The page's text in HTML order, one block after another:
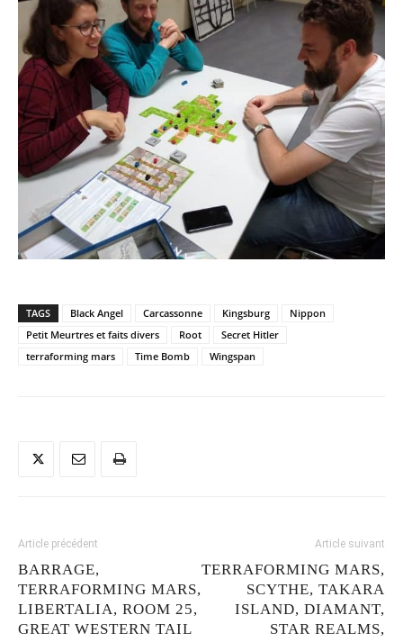
TAGS Black Angel Carcassonne Kingsburg
Nippon
Petit Meurtres et faits divers
Root
Secret Hitler
terraforming mars
Time Bomb Wingspan
Article précédent
BARRAGE,
TERRAFORMING MARS,
LIBERTALIA, ROOM 25,
GREAT WESTERN TAIL
Article suivant
TERRAFORMING MARS,
SCYTHE, TAKARA
ISLAND, DIAMANT,
STAR REALMS,